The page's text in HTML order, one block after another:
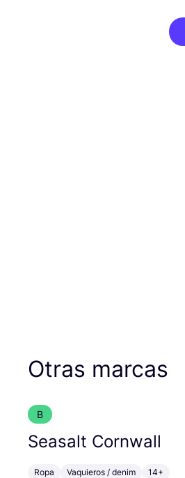
Otras marcas
B
Seasalt Cornwall
Ropa Vaquieros / denim 14+